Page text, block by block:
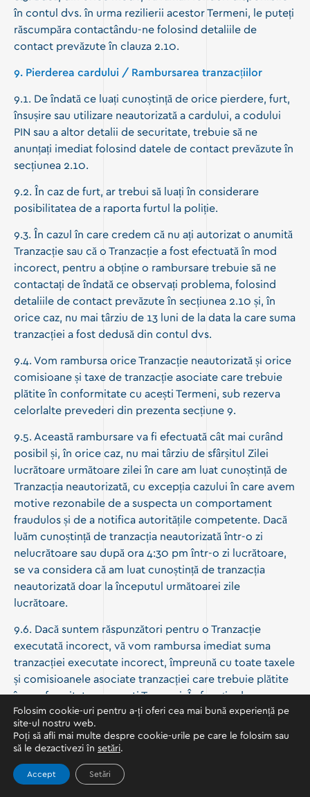
în contul dvs. în urma rezilierii acestor Termeni, le puteți
răscumpăra contactându-ne folosind detaliile de
contact prevăzute în clauza 2.10.
9. Pierderea cardului / Rambursarea tranzacțiilor
9.1. De îndată ce luați cunoștință de orice pierdere, furt,
însușire sau utilizare neautorizată a cardului, a codului
PIN sau a altor detalii de securitate, trebuie să ne
anunțați imediat folosind datele de contact prevăzute în
secțiunea 2.10.
9.2. În caz de furt, ar trebui să luați în considerare
posibilitatea de a raporta furtul la poliție.
9.3. În cazul în care credem că nu ați autorizat o anumită
Tranzacție sau că o Tranzacție a fost efectuată în mod
incorect, pentru a obține o rambursare trebuie să ne
contactați de îndată ce observați problema, folosind
detaliile de contact prevăzute în secțiunea 2.10 și, în
orice caz, nu mai târziu de 13 luni de la data la care suma
tranzacției a fost dedusă din contul dvs.
9.4. Vom rambursa orice Tranzacție neautorizată și orice
comisioane și taxe de tranzacție asociate care trebuie
plătite în conformitate cu acești Termeni, sub rezerva
celorlalte prevederi din prezenta secțiune 9.
9.5. Această rambursare va fi efectuată cât mai curând
posibil și, în orice caz, nu mai târziu de sfârșitul Zilei
lucrătoare următoare zilei în care am luat cunoștință de
Tranzacția neautorizată, cu excepția cazului în care avem
motive rezonabile de a suspecta un comportament
fraudulos și de a notifica autoritățile competente. Dacă
luăm cunoștință de tranzacția neautorizată într-o zi
nelucrătoare sau după ora 4:30 pm într-o zi lucrătoare,
se va considera că am luat cunoștință de tranzacția
neautorizată doar la începutul următoarei zile
lucrătoare.
9.6. Dacă suntem răspunzători pentru o Tranzacție
executată incorect, vă vom rambursa imediat suma
tranzacției executate incorect, împreună cu toate taxele
și comisioanele asociate tranzacției care trebuie plătite
în conformitate cu acești Termeni. În funcție de
circumstanțe, este posibil să vă solicităm să completați
un formular de declarare a litigiului referitor la tranzacția
executată incorect. Putem efectua o investigație fie
înainte, fie după ce a fost stabilită sau efectuată orice
rambursare. Vă vom informa cât mai curând posibil
Folosim cookie-uri pentru a-ți oferi cea mai bună experiență pe
site-ul nostru web.
Poți să afli mai multe despre cookie-urile pe care le folosim sau
să le dezactivezi în setări.
Accept Setări